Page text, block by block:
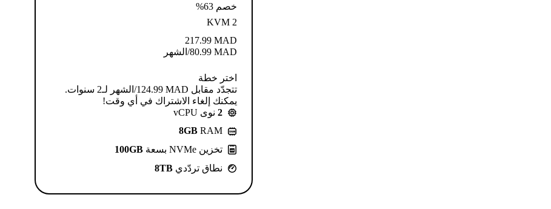
خصم 63%
KVM 2
MAD
217.99
MAD
80.99/الشهر
اختر خطة
تتجدّد مقابل MAD ⁦124.99⁩/الشهر لـ2 سنوات.
يمكنك إلغاء الاشتراك في أي وقت!
2 نوى vCPU
8GB RAM
تخزين NVMe بسعة
100GB
نطاق تردّدي 8TB